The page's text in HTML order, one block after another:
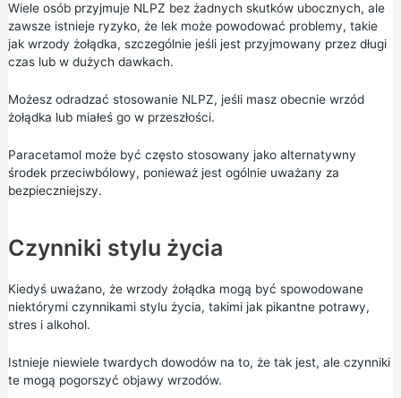
Wiele osób przyjmuje NLPZ bez żadnych skutków ubocznych, ale
zawsze istnieje ryzyko, że lek może powodować problemy, takie
jak wrzody żołądka, szczególnie jeśli jest przyjmowany przez długi
czas lub w dużych dawkach.
Możesz odradzać stosowanie NLPZ, jeśli masz obecnie wrzód
żołądka lub miałeś go w przeszłości.
Paracetamolmoże być często stosowany jako alternatywny
środek przeciwbólowy, ponieważ jest ogólnie uważany za
bezpieczniejszy.
Czynniki stylu życia
Kiedyś uważano, że wrzody żołądka mogą być spowodowane
niektórymi czynnikami stylu życia, takimi jak pikantne potrawy,
stres i alkohol.
Istnieje niewiele twardych dowodów na to, że tak jest, ale czynniki
te mogą pogorszyć objawy wrzodów.